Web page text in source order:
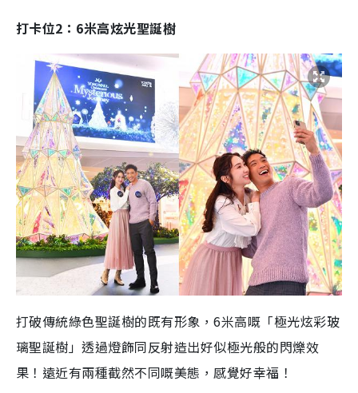
打卡位2：6米高炫光聖誕樹
打破傳統綠色聖誕樹的既有形象，6米高嘅「極光炫彩玻
璃聖誕樹」透過燈飾同反射造出好似極光般的閃爍效
果！遠近有兩種截然不同嘅美態，感覺好幸福！